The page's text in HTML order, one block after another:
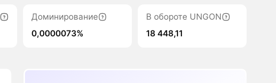
Доминирование
0,0000073%
В обороте UNGON
18 448,11